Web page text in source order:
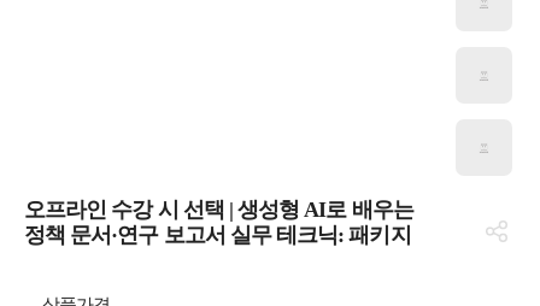
오프라인 수강 시 선택 | 생성형 AI로 배우는
정책 문서·연구 보고서 실무 테크닉: 패키지